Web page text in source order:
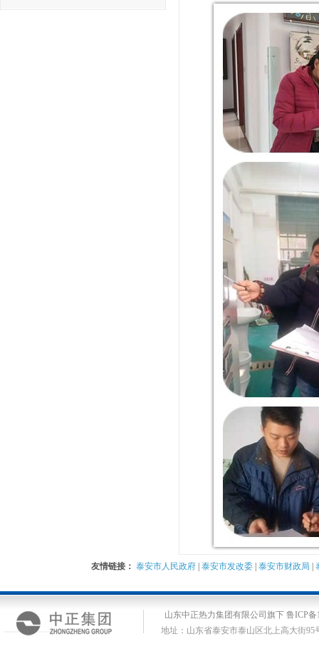
友情链接： 泰安市人民政府 |泰安市发改委 |泰安市财政局 |
山东中正热力集团有限公司旗下 鲁ICP备
地址：山东省泰安市泰山区北上高大街95